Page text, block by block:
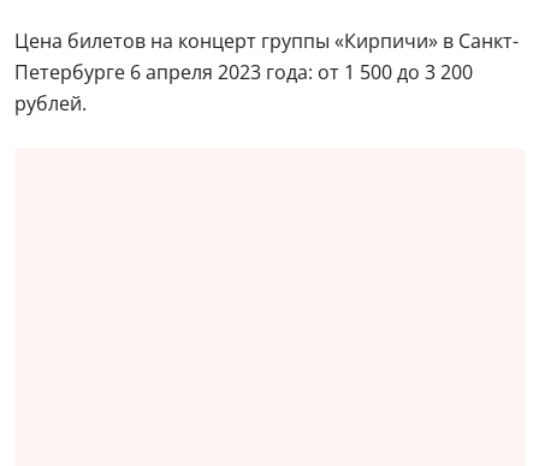
Цена билетов на концерт группы «Кирпичи» в Санкт-
Петербурге 6 апреля 2023 года: от 1 500 до 3 200
рублей.